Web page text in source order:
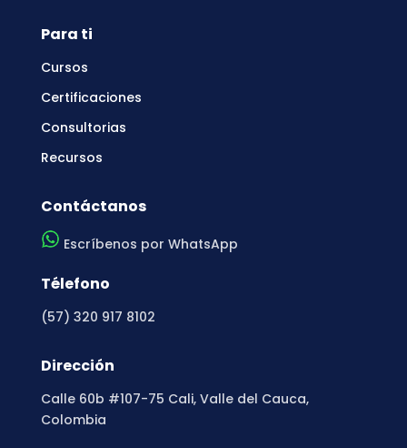
Para ti
Cursos
Certificaciones
Consultorias
Recursos
Contáctanos
Escríbenos por WhatsApp
Télefono
(57) 320 917 8102
Dirección
Calle 60b #107-75 Cali, Valle del Cauca,
Colombia